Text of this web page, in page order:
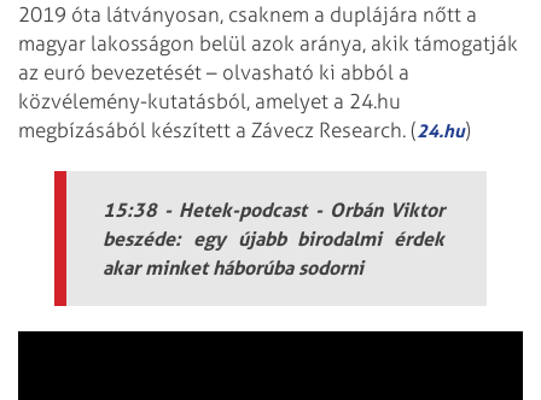
2019 óta látványosan, csaknem a duplájára nőtt a
magyar lakosságon belül azok aránya, akik támogatják
az euró bevezetését – olvasható ki abból a
közvélemény-kutatásból, amelyet a 24.hu
megbízásából készített a Závecz Research. (24.hu)
15:38 - Hetek-podcast - Orbán Viktor
beszéde: egy újabb birodalmi érdek
akar minket háborúba sodorni